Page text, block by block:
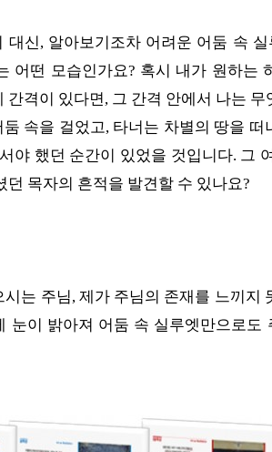
신, 알아보기조차 어려운 어둠 속
어떤 모습인가요? 혹시 내가 원하는
격이 있다면, 그 간격 안에서 나는 무
속을 걸었고, 타너는 차별의 땅을 떠
야 했던 순간이 있었을 것입니다. 그
목자의 흔적을 발견할 수 있나요?
는 주님, 제가 주님의 존재를 느끼지
눈이 밝아져 어둠 속 실루엣만으로도